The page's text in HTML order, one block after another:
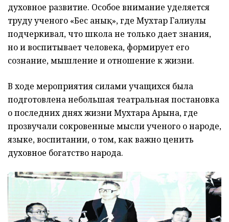
духовное развитие. Особое внимание уделяется
труду ученого «Бес анық», где Мухтар Галиулы
подчеркивал, что школа не только дает знания,
но и воспитывает человека, формирует его
сознание, мышление и отношение к жизни.
В ходе мероприятия силами учащихся была
подготовлена небольшая театральная постановка
о последних днях жизни Мухтара Арына, где
прозвучали сокровенные мысли ученого о народе,
языке, воспитании, о том, как важно ценить
духовное богатство народа.